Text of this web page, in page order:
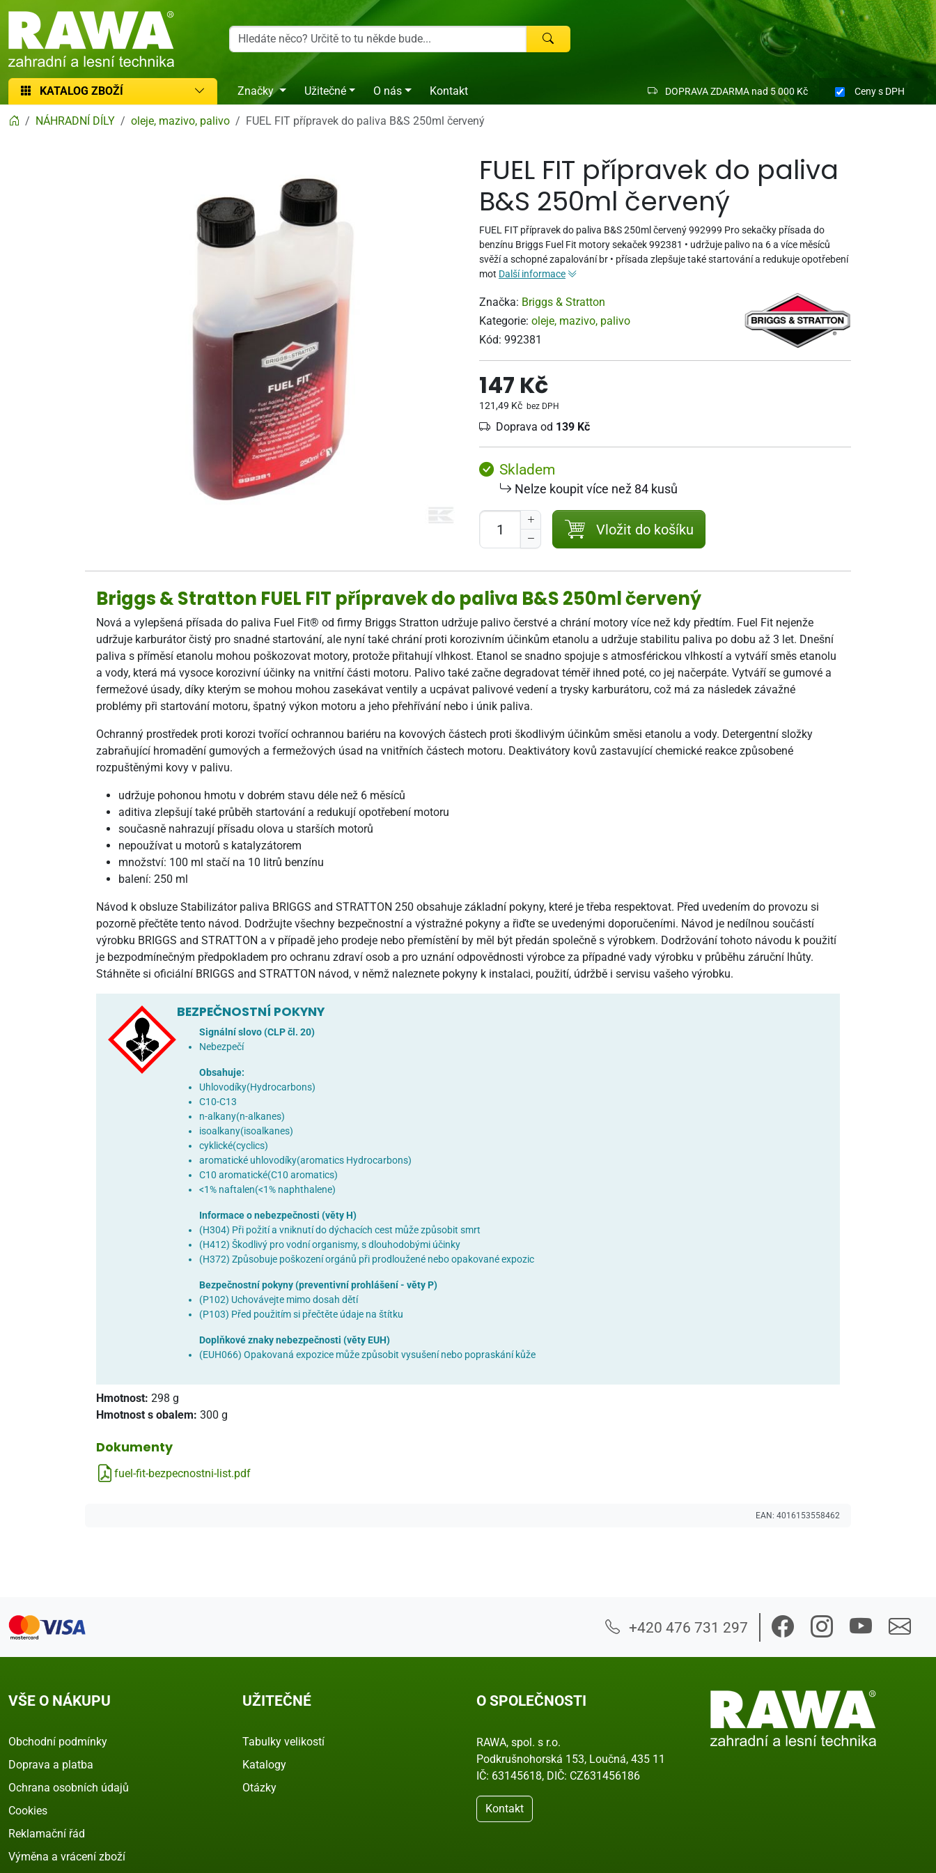
RAWA zahradní a lesní technika
KATALOG ZBOŽÍ Značky Užitečné O nás Kontakt DOPRAVA ZDARMA nad 5 000 Kč Cenys DPH
NÁHRADNÍ DÍLY oleje, mazivo, palivo FUEL FIT přípravek do paliva B&S 250ml červený
FUEL FIT přípravek do paliva
B&S 250ml červený
FUEL FIT přípravek do paliva B&S 250ml červený 992999 Pro sekačky přísada do
benzínu Briggs Fuel Fit motory sekaček 992381 • udržuje palivo na 6 a více měsíců
svěží a schopné zapalování br • přísada zlepšuje také startování a redukuje opotřebení
mot Další informace
Značka: Briggs & Stratton
Kategorie: oleje, mazivo, palivo
Kód: 992381
147 Kč
121,49 Kč bez DPH
Doprava od 139 Kč
Skladem
Nelze koupit více než 84 kusů
Vložit do košíku
Briggs & Stratton FUEL FIT přípravek do paliva B&S 250ml červený
Nová a vylepšená přísada do paliva Fuel Fit® od firmy Briggs Stratton udržuje palivo čerstvé a chrání motory více než kdy předtím. Fuel Fit nejenže
udržuje karburátor čistý pro snadné startování, ale nyní také chrání proti korozivním účinkům etanolu a udržuje stabilitu paliva po dobu až 3 let. Dnešní
paliva s příměsí etanolu mohou poškozovat motory, protože přitahují vlhkost. Etanol se snadno spojuje s atmosférickou vlhkostí a vytváří směs etanolu
a vody, která má vysoce korozivní účinky na vnitřní části motoru. Palivo také začne degradovat téměř ihned poté, co jej načerpáte. Vytváří se gumové a
fermežové úsady, díky kterým se mohou mohou zasekávat ventily a ucpávat palivové vedení a trysky karburátoru, což má za následek závažné
problémy při startování motoru, špatný výkon motoru a jeho přehřívání nebo i únik paliva.
Ochranný prostředek proti korozi tvořící ochrannou bariéru na kovových částech proti škodlivým účinkům směsi etanolu a vody. Detergentní složky
zabraňující hromadění gumových a fermežových úsad na vnitřních částech motoru. Deaktivátory kovů zastavující chemické reakce způsobené
rozpuštěnými kovy v palivu.
udržuje pohonou hmotu v dobrém stavu déle než 6 měsíců
aditiva zlepšují také průběh startování a redukují opotřebení motoru
současně nahrazují přísadu olova u starších motorů
nepoužívat u motorů s katalyzátorem
množství: 100 ml stačí na 10 litrů benzínu
balení: 250 ml
Návod k obsluze Stabilizátor paliva BRIGGS and STRATTON 250 obsahuje základní pokyny, které je třeba respektovat. Před uvedením do provozu si
pozorně přečtěte tento návod. Dodržujte všechny bezpečnostní a výstražné pokyny a řiďte se uvedenými doporučeními. Návod je nedílnou součástí
výrobku BRIGGS and STRATTON a v případě jeho prodeje nebo přemístění by měl být předán společně s výrobkem. Dodržování tohoto návodu k použití
je bezpodmínečným předpokladem pro ochranu zdraví osob a pro uznání odpovědnosti výrobce za případné vady výrobku v průběhu záruční lhůty.
Stáhněte si oficiální BRIGGS and STRATTON návod, v němž naleznete pokyny k instalaci, použití, údržbě i servisu vašeho výrobku.
BEZPEČNOSTNÍ POKYNY
Signální slovo (CLP čl. 20)
Nebezpečí
Obsahuje:
Uhlovodíky(Hydrocarbons)
C10-C13
n-alkany(n-alkanes)
isoalkany(isoalkanes)
cyklické(cyclics)
aromatické uhlovodíky(aromatics Hydrocarbons)
C10 aromatické(C10 aromatics)
<1% naftalen(<1% naphthalene)
Informace o nebezpečnosti (věty H)
(H304) Při požití a vniknutí do dýchacích cest může způsobit smrt
(H412) Škodlivý pro vodní organismy, s dlouhodobými účinky
(H372) Způsobuje poškození orgánů při prodloužené nebo opakované expozic
Bezpečnostní pokyny (preventivní prohlášení - věty P)
(P102) Uchovávejte mimo dosah dětí
(P103) Před použitím si přečtěte údaje na štítku
Doplňkové znaky nebezpečnosti (věty EUH)
(EUH066) Opakovaná expozice může způsobit vysušení nebo popraskání kůže
Hmotnost: 298 g
Hmotnost s obalem: 300 g
Dokumenty
fuel-fit-bezpecnostni-list.pdf
EAN: 4016153558462
+420 476 731 297
VŠE O NÁKUPU
Obchodní podmínky
Doprava a platba
Ochrana osobních údajů
Cookies
Reklamační řád
Výměna a vrácení zboží
UŽITEČNÉ
Tabulky velikostí
Katalogy
Otázky
O SPOLEČNOSTI
RAWA, spol. s r.o.
Podkrušnohorská 153, Loučná, 435 11
IČ: 63145618, DIČ: CZ631456186
Kontakt